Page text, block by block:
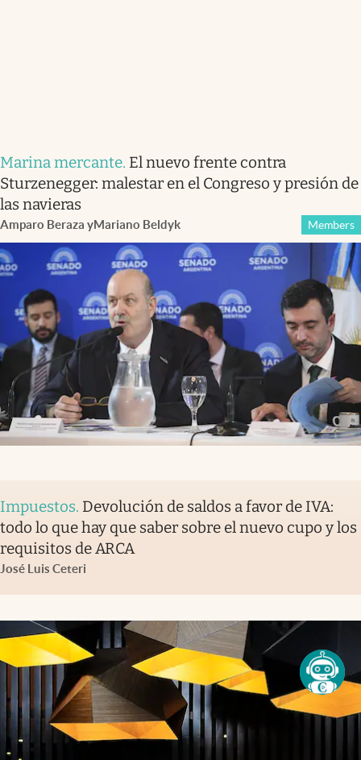
Marina mercante. El nuevo frente contra
Sturzenegger: malestar en el Congreso y presión de
las navieras
Amparo Beraza yMariano Beldyk Members
Impuestos. Devolución de saldos a favor de IVA:
todo lo que hay que saber sobre el nuevo cupo y los
requisitos de ARCA
José Luis Ceteri